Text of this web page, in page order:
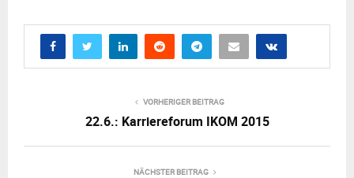
VORHERIGER BEITRAG
22.6.: Karriereforum IKOM 2015
NÄCHSTER BEITRAG